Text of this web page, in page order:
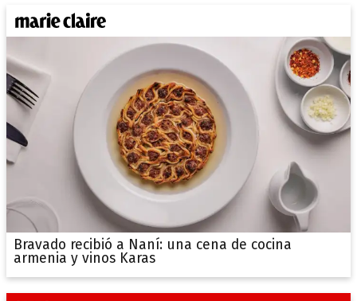
Bravado recibió a Naní: una cena de cocina
armenia y vinos Karas